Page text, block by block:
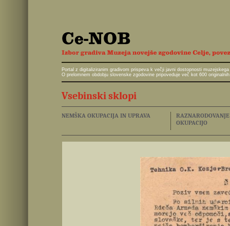
Portal z digitaliziranim gradivom prispeva k večji javni dostopnosti
O prelomnem obdobju slovenske zgodovine pripoveduje več kot 600
Vsebinski sklopi
NEMŠKA OKUPACIJA IN UPRAVA
OKUPACIJO